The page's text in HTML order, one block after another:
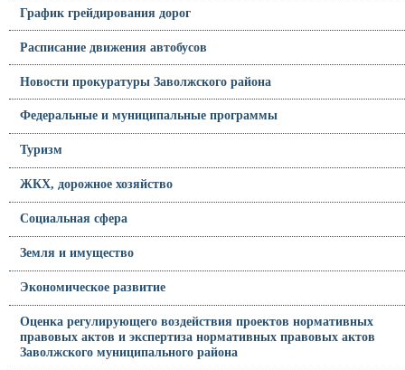
График грейдирования дорог
Расписание движения автобусов
Новости прокуратуры Заволжского района
Федеральные и муниципальные программы
Туризм
ЖКХ, дорожное хозяйство
Социальная сфера
Земля и имущество
Экономическое развитие
Оценка регулирующего воздействия проектов нормативных
правовых актов и экспертиза нормативных правовых актов
Заволжского муниципального района